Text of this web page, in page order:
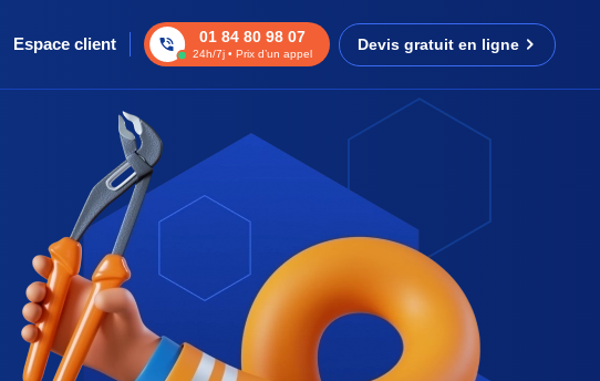
Espace client 01 84 80 98 07
24h/7j • Prix d’un appel
Devis gratuit en ligne